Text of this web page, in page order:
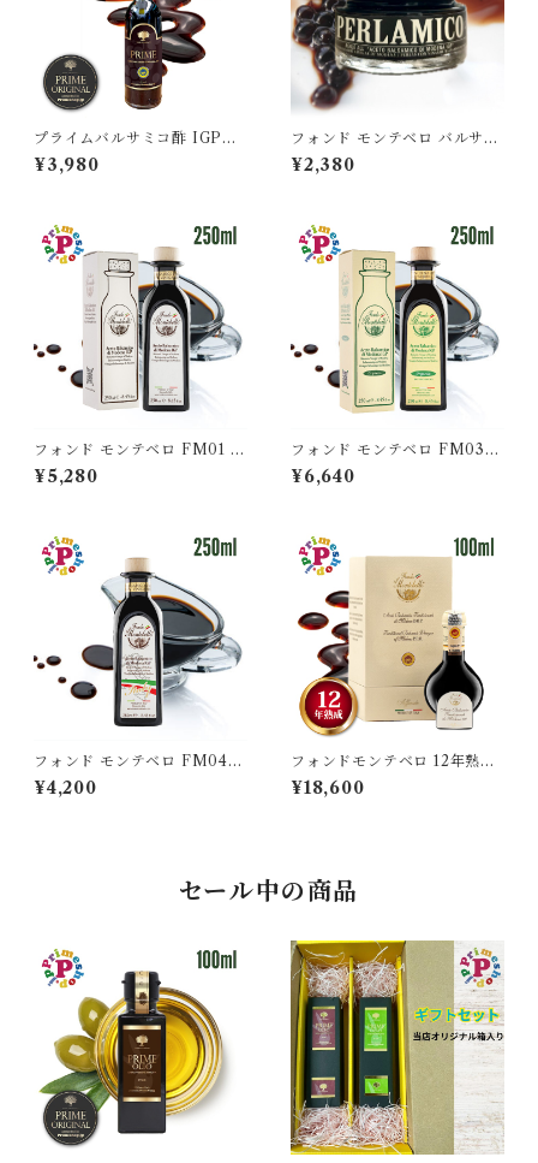
プライムバルサミコ酢 IGP認
定 高濃度 モデナ産 250ml PR
IME FOOD ADVENTURE
¥3,980
フォンド モンテベロ バルサミ
コ パール モデナ産 ブラック 5
0g FONDO MONTEBELL
¥2,380
フォンド モンテベロ FM01 モ
デナ産バルサミコ 250ml IGP
認定 濃度1.29 8年熟成 MON
¥5,280
フォンド モンテベロ FM03
モデナ産バルサミコ 250ml I
GP認定 有機栽培 濃度1.34 12
¥6,640
フォンド モンテベロ FM04
モデナ産バルサミコ 250ml I
GP認定 6年熟成 有機栽培 濃
¥4,200
フォンドモンテベロ 12年熟成
DOP認定 トラディショナル
アッフィナート バルサミコ D
¥18,600
セール中の商品